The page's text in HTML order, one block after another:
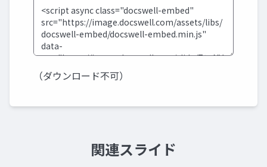
（ダウンロード不可）
関連スライド